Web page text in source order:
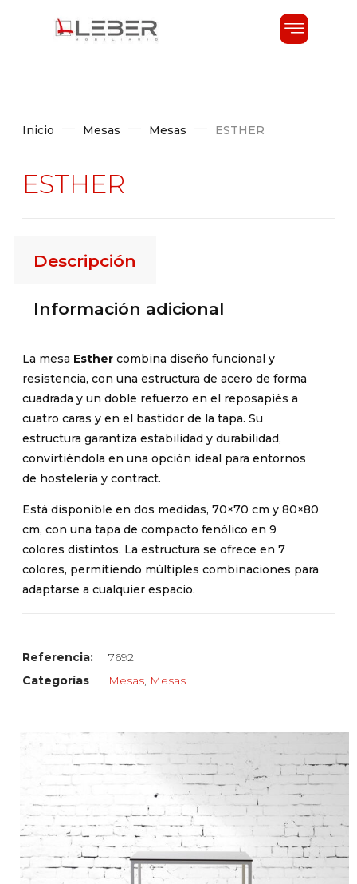
Inicio Mesas Mesas ESTHER
ESTHER
Descripción
Información adicional
La mesa Esthercombina diseño funcional y
resistencia, con una estructura de acero de forma
cuadrada y un doble refuerzo en el reposapiés a
cuatro caras y en el bastidor de la tapa. Su
estructura garantiza estabilidad y durabilidad,
convirtiéndola en una opción ideal para entornos
de hostelería y contract.
Está disponible en dos medidas, 70×70 cm y 80×80
cm, con una tapa de compacto fenólico en 9
colores distintos. La estructura se ofrece en 7
colores, permitiendo múltiples combinaciones para
adaptarse a cualquier espacio.
Referencia:
7692
Categorías
Mesas, Mesas